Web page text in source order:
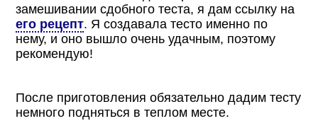
замешивании сдобного теста, я дам ссылку на
его рецепт. Я создавала тесто именно по
нему, и оно вышло очень удачным, поэтому
рекомендую!
После приготовления обязательно дадим тесту
немного подняться в теплом месте.